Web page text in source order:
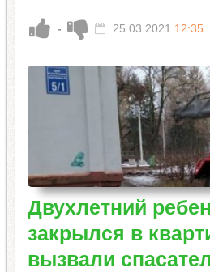
- 25.03.2021 12:35
Двухлетний
закрылся в
вызвали